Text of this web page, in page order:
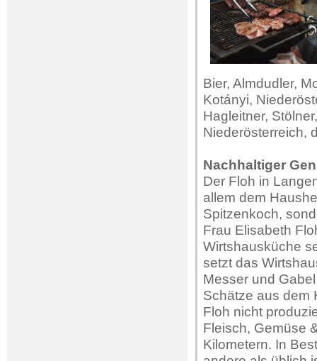
Bier, Almdudler,
Kotányi,
Hagleitner,
Niederösterreich,
Nachhaltiger
Der Floh in
allem dem
Spitzenkoch,
Frau Elisabeth
Wirtshausküche
setzt das
Messer und
Schätze aus dem
Floh nicht
Fleisch, Gemüse
Kilometern. In